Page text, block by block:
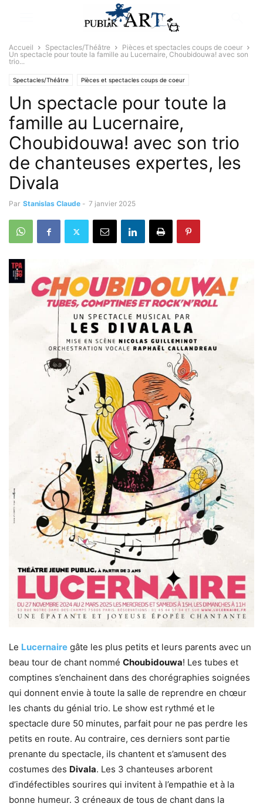
Accueil Spectacles/Théâtre
Pièces et spectacles coups de coeur
Un spectacle pour toute la famille au Lucernaire, Choubidouwa! avec son
trio...
Spectacles/Théâtre Pièces et spectacles coups de coeur
Sélectionné par la rédaction
Un spectacle pour toute la
famille au Lucernaire,
Choubidouwa! avec son trio
de chanteuses expertes, les
Divala
Par Stanislas Claude - 7 janvier 2025
Le Lucernaire gâte les plus petits et leurs parents avec un
beau tour de chant nommé Choubidouwa! Les tubes et
comptines s’enchainent dans des chorégraphies soignées
qui donnent envie à toute la salle de reprendre en chœur
les chants du génial trio. Le show est rythmé et le
spectacle dure 50 minutes, parfait pour ne pas perdre les
petits en route. Au contraire, ces derniers sont partie
prenante du spectacle, ils chantent et s’amusent des
costumes des Divala. Les 3 chanteuses arborent
d’indéfectibles sourires qui invitent à l’empathie et à la
bonne humeur. 3 créneaux de tous de chant dans la